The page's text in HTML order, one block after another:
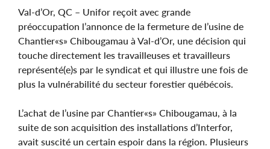
Val-d’Or, QC – Unifor reçoit avec grande
préoccupation l’annonce de la fermeture de l’usine de
Chantier«s» Chibougamau à Val-d’Or, une décision qui
touche directement les travailleuses et travailleurs
représenté(e)s par le syndicat et qui illustre une fois de
plus la vulnérabilité du secteur forestier québécois.
L’achat de l’usine par Chantier«s» Chibougamau, à la
suite de son acquisition des installations d’Interfor,
avait suscité un certain espoir dans la région. Plusieurs